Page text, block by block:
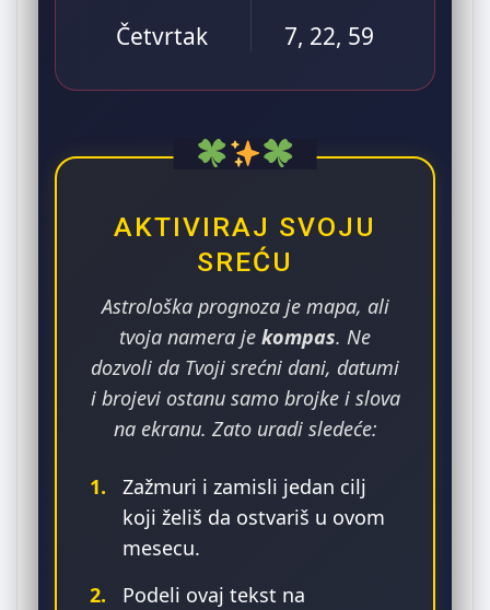
Četvrtak 7, 22, 59
AKTIVIRAJ SVOJU
SREĆU
Astrološka prognoza je mapa, ali
tvoja namera je kompas. Ne
dozvoli da Tvoji srećni dani, datumi
i brojevi ostanu samo brojke i slova
na ekranu. Zato uradi sledeće:
1.
Zažmuri i zamisli jedan cilj
koji želiš da ostvariš u ovom
mesecu.
2.
Podeli ovaj tekst na